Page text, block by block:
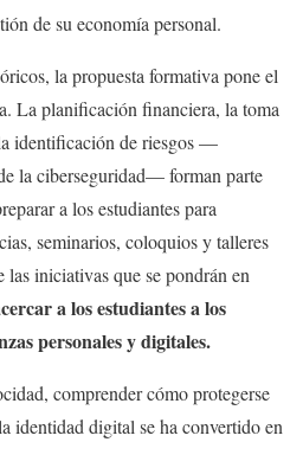
de su economía personal.
la propuesta formativa pone el
La planificación financiera, la toma
identificación de riesgos —
la ciberseguridad— forman parte
a los estudiantes para
seminarios, coloquios y talleres
las iniciativas que se pondrán en
a los estudiantes a los
personales y digitales.
comprender cómo protegerse
identidad digital se ha convertido en